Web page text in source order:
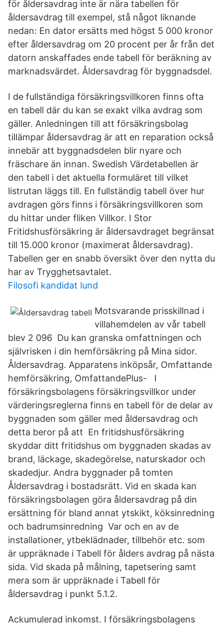
för åldersavdrag inte är nära tabellen för
åldersavdrag till exempel, stå något liknande
nedan: En dator ersätts med högst 5 000 kronor
efter åldersavdrag om 20 procent per år från det
datorn anskaffades ende tabell för beräkning av
marknadsvärdet. Åldersavdrag för byggnadsdel.
I de fullständiga försäkringsvillkoren finns ofta
en tabell där du kan se exakt vilka avdrag som
gäller. Anledningen till att försäkringsbolag
tillämpar åldersavdrag är att en reparation också
innebär att byggnadsdelen blir nyare och
fräschare än innan. Swedish Värdetabellen är
den tabell i det aktuella formuläret till vilket
listrutan läggs till. En fullständig tabell över hur
avdragen görs finns i försäkringsvillkoren som
du hittar under fliken Villkor. I Stor
Fritidshusförsäkring är åldersavdraget begränsat
till 15.000 kronor (maximerat åldersavdrag).
Tabellen ger en snabb översikt över den nytta du
har av Trygghetsavtalet.
Filosofi kandidat lund
Motsvarande prisskillnad i
villahemdelen av vår tabell
blev 2 096 Du kan granska omfattningen och
självrisken i din hemförsäkring på Mina sidor.
Åldersavdrag. Apparatens inköpsår, Omfattande
hemförsäkring, OmfattandePlus- I
försäkringsbolagens försäkringsvillkor under
värderingsreglerna finns en tabell för de delar av
byggnaden som gäller med åldersavdrag och
detta beror på att En fritidshusförsäkring
skyddar ditt fritidshus om byggnaden skadas av
brand, läckage, skadegörelse, naturskador och
skadedjur. Andra byggnader på tomten
Åldersavdrag i bostadsrätt. Vid en skada kan
försäkringsbolagen göra åldersavdrag på din
ersättning för bland annat ytskikt, köksinredning
och badrumsinredning Var och en av de
installationer, ytbeklädnader, tillbehör etc. som
är uppräknade i Tabell för ålders avdrag på nästa
sida. Vid skada på målning, tapetsering samt
mera som är uppräknade i Tabell för
åldersavdrag i punkt 5.1.2.
Ackumulerad inkomst. I försäkringsbolagens